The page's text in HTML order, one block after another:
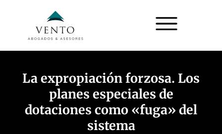
La expropiación forzosa. Los
planes especiales de
dotaciones como «fuga» del
sistema